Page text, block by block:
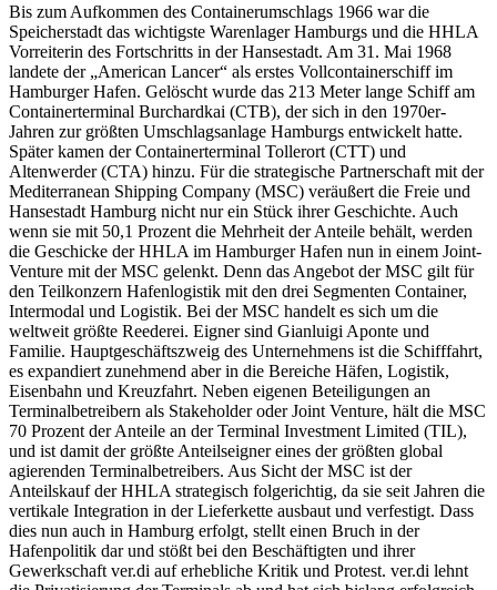
Bis zum Aufkommen des Containerumschlags 1966 war die
Speicherstadt das wichtigste Warenlager Hamburgs und die HHLA
Vorreiterin des Fortschritts in der Hansestadt. Am 31. Mai 1968
landete der „American Lancer“ als erstes Vollcontainerschiff im
Hamburger Hafen. Gelöscht wurde das 213 Meter lange Schiff am
Containerterminal Burchardkai (CTB), der sich in den 1970er-
Jahren zur größten Umschlagsanlage Hamburgs entwickelt hatte.
Später kamen der Containerterminal Tollerort (CTT) und
Altenwerder (CTA) hinzu. Für die strategische Partnerschaft mit der
Mediterranean Shipping Company (MSC) veräußert die Freie und
Hansestadt Hamburg nicht nur ein Stück ihrer Geschichte. Auch
wenn sie mit 50,1 Prozent die Mehrheit der Anteile behält, werden
die Geschicke der HHLA im Hamburger Hafen nun in einem Joint-
Venture mit der MSC gelenkt. Denn das Angebot der MSC gilt für
den Teilkonzern Hafenlogistik mit den drei Segmenten Container,
Intermodal und Logistik. Bei der MSC handelt es sich um die
weltweit größte Reederei. Eigner sind Gianluigi Aponte und
Familie. Hauptgeschäftszweig des Unternehmens ist die Schifffahrt,
es expandiert zunehmend aber in die Bereiche Häfen, Logistik,
Eisenbahn und Kreuzfahrt. Neben eigenen Beteiligungen an
Terminalbetreibern als Stakeholder oder Joint Venture, hält die MSC
70 Prozent der Anteile an der Terminal Investment Limited (TIL),
und ist damit der größte Anteilseigner eines der größten global
agierenden Terminalbetreibers. Aus Sicht der MSC ist der
Anteilskauf der HHLA strategisch folgerichtig, da sie seit Jahren die
vertikale Integration in der Lieferkette ausbaut und verfestigt. Dass
dies nun auch in Hamburg erfolgt, stellt einen Bruch in der
Hafenpolitik dar und stößt bei den Beschäftigten und ihrer
Gewerkschaft ver.di auf erhebliche Kritik und Protest. ver.di lehnt